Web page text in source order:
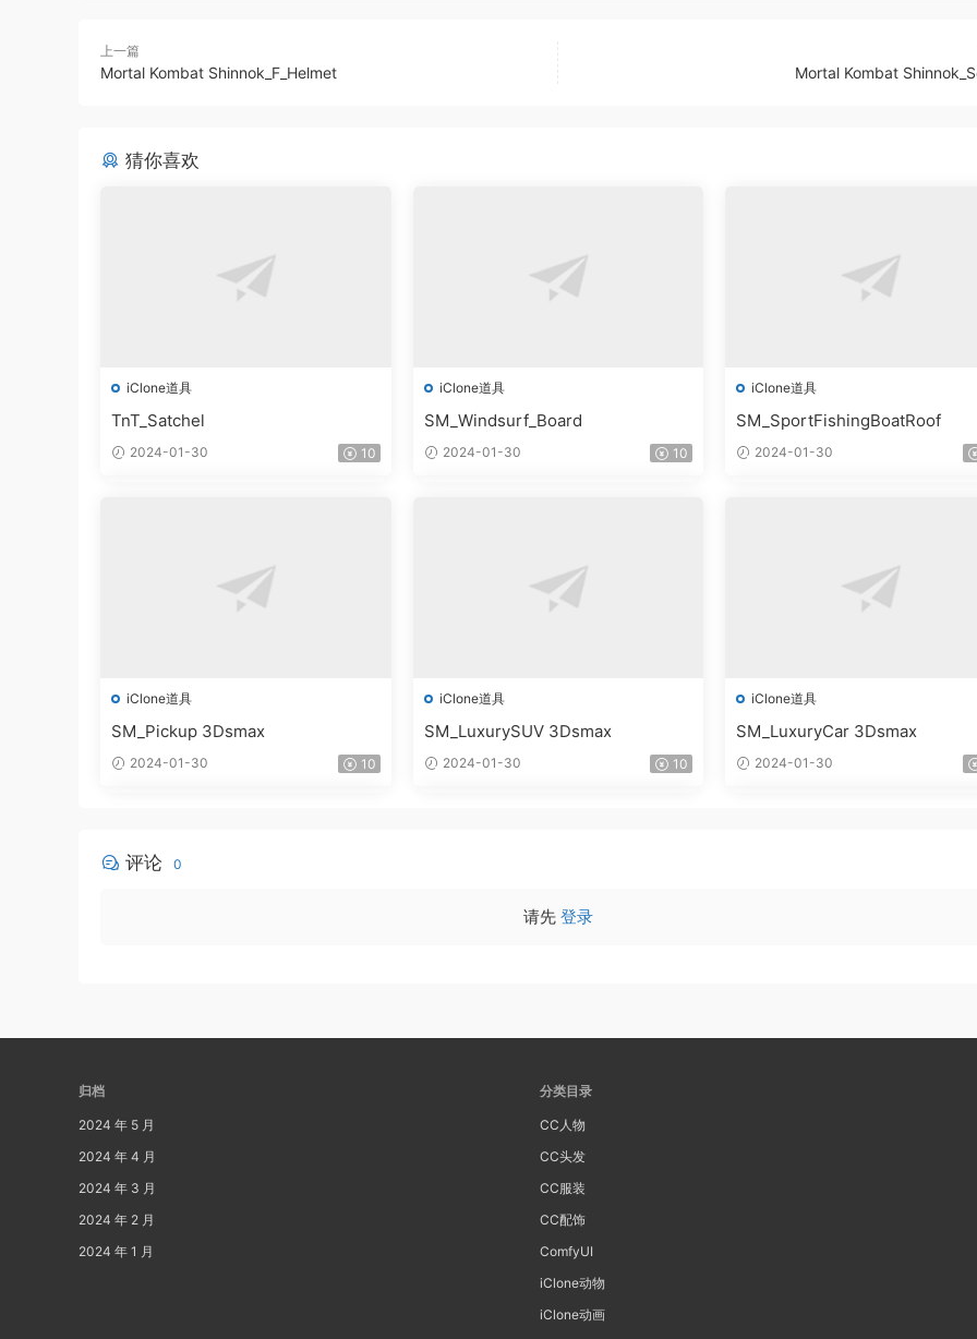
上一篇
Mortal Kombat Shinnok_F_Helmet Mortal Kombat
猜你喜欢
iClone道具
TnT_Satchel
2024-01-30 10
iClone道具
SM_Windsurf_Board
2024-01-30 10
iClone道具
SM_SportFishingBoatRoof
2024-01-30
iClone道具
SM_Pickup 3Dsmax
2024-01-30 10
iClone道具
SM_LuxurySUV 3Dsmax
2024-01-30 10
iClone道具
SM_LuxuryCar 3Dsmax
2024-01-30
评论 0
请先 登录
归档
2024 年 5 月
2024 年 4 月
2024 年 3 月
2024 年 2 月
2024 年 1 月
分类目录
CC人物
CC头发
CC服装
CC配饰
ComfyUI
iClone动物
iClone动画